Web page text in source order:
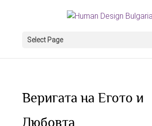
Select Page
Веригата на Егото и
Любовта